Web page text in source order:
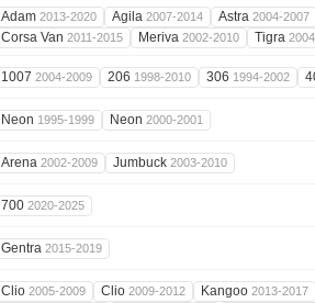
Adam 2013-2020 Agila 2007-2014 Astra 2004-2007
Corsa Van 2011-2015 Meriva 2002-2010 Tigra
1007 2004-2009 206 1998-2010 306 1994-2002
Neon 1995-1999 Neon 2000-2001
Arena 2002-2009 Jumbuck 2003-2010
700 2020-2025
Gentra 2015-2019
Clio 2005-2009 Clio 2009-2012 Kangoo 2013-2017